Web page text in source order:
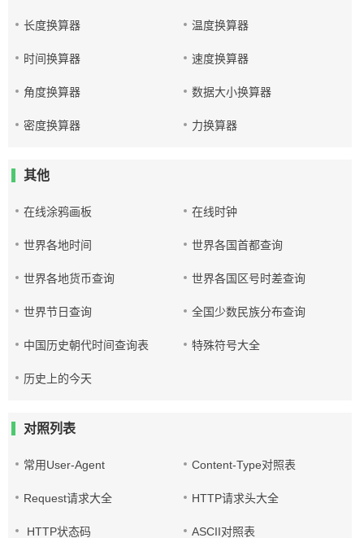
长度换算器 温度换算器
时间换算器 速度换算器
角度换算器 数据大小换算器
密度换算器 力换算器
其他
在线涂鸦画板 在线时钟
世界各地时间 世界各国首都查询
世界各地货币查询 世界各国区号时差查询
世界节日查询 全国少数民族分布查询
中国历史朝代时间查询表 特殊符号大全
历史上的今天
对照列表
常用User-Agent Content-Type对照表
Request请求大全 HTTP请求头大全
HTTP状态码 ASCII对照表